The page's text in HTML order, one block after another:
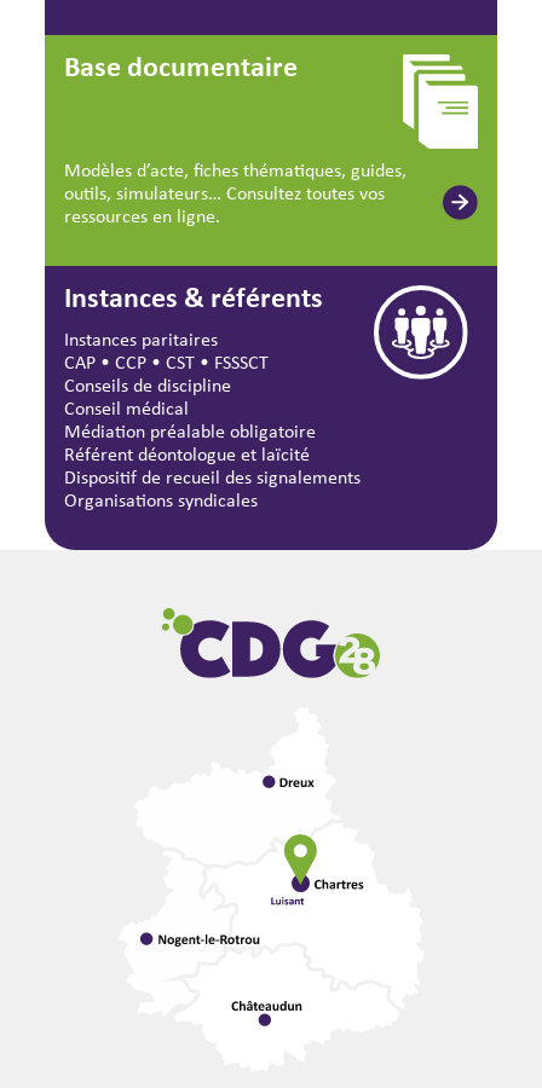
Base documentaire
Modèles d’acte, fiches thématiques, guides,
outils, simulateurs… Consultez toutes vos
ressources en ligne.
Instances & référents
Instances paritaires
CAP •CCP •CST • FSSSCT
Conseils de discipline
Conseil médical
Médiation préalable obligatoire
Référent déontologue et laïcité
Dispositif de recueil des signalements
Organisations syndicales